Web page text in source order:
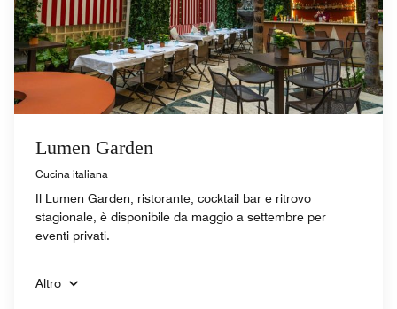
Lumen Garden
Cucina italiana
Il Lumen Garden, ristorante, cocktail bar e ritrovo
stagionale, è disponibile da maggio a settembre per
eventi privati.
Altro